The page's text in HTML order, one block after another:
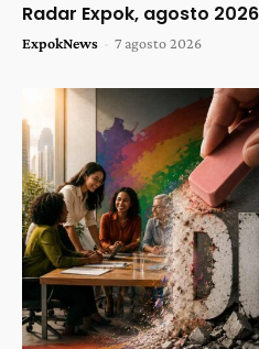
Radar Expok, agosto
ExpokNews - 7 agosto 2026